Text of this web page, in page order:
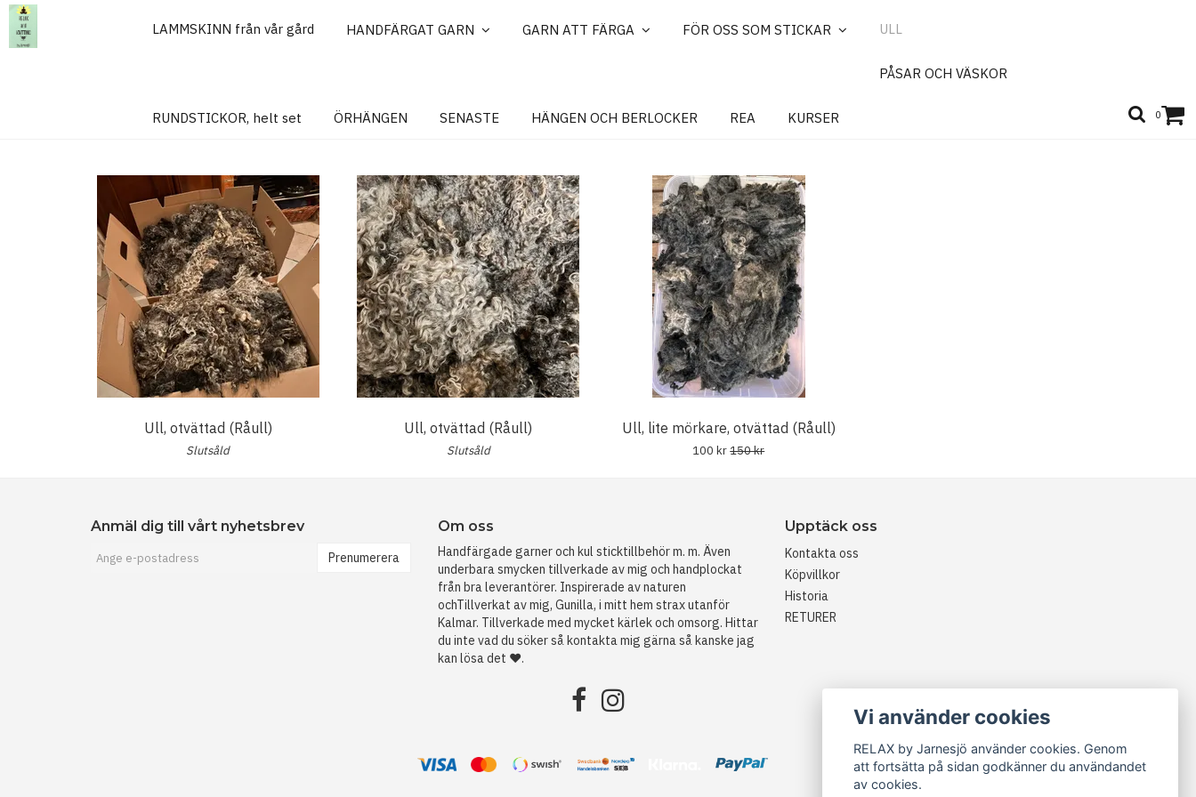
Ull, otvättad (Råull)
Slutsåld
Ull, otvättad (Råull)
Slutsåld
Ull, lite mörkare, otvättad (Råull)
100 kr150 kr
Anmäl dig till vårt nyhetsbrev
Prenumerera
Om oss
Handfärgade garner och kul sticktillbehör m. m. Även
underbara smycken tillverkade av mig och handplockat
från bra leverantörer. Inspirerade av naturen
ochTillverkat av mig, Gunilla, i mitt hem strax utanför
Kalmar. Tillverkade med mycket kärlek och omsorg. Hittar
du inte vad du söker så kontakta mig gärna så kanske jag
kan lösa det ❤️.
Upptäck oss
Kontakta oss
Köpvillkor
Historia
RETURER
Vi använder cookies
RELAX by Jarnesjö använder cookies. Genom
att fortsätta på sidan godkänner du användandet
av cookies.
LAMMSKINN från vår gård HANDFÄRGAT GARN GARN ATT FÄRGA FÖR OSS SOM STICKAR ULL
PÅSAR OCH VÄSKOR
RUNDSTICKOR, helt set ÖRHÄNGEN SENASTE HÄNGEN OCH BERLOCKER REA KURSER 0